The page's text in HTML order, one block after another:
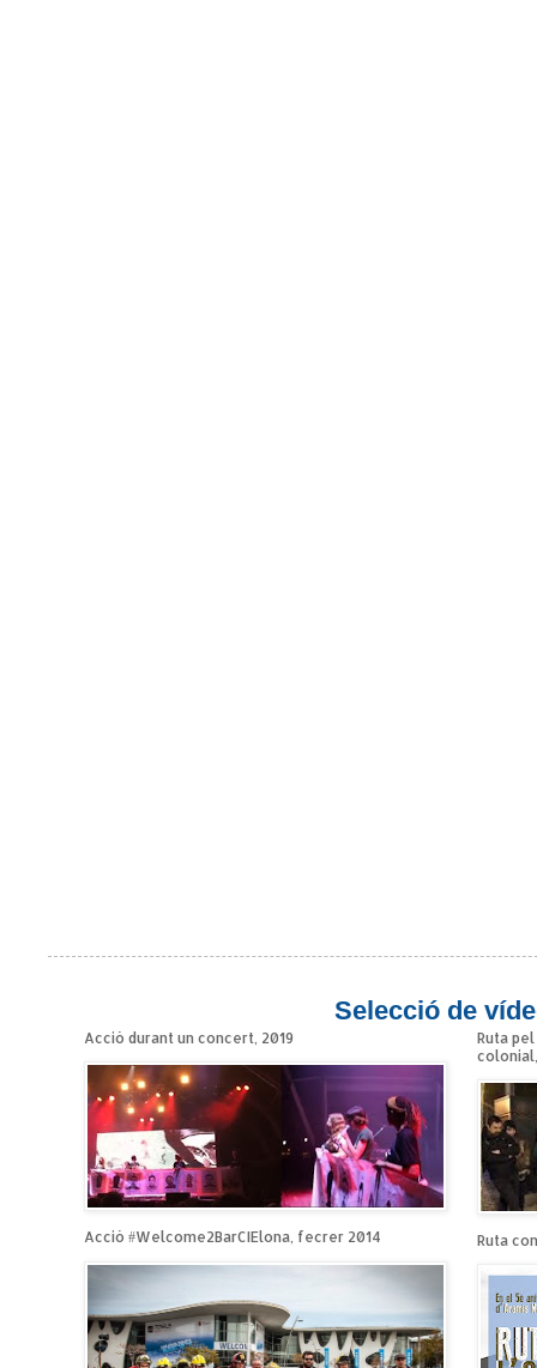
Selecció de
Acció durant un concert, 2019
Acció #Welcome2BarCIElona, fecrer 2014
Ruta
Ruta